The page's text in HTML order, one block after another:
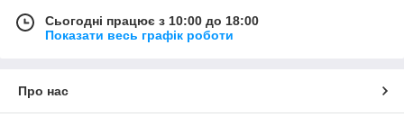
Сьогодні працює з 10:00 до 18:00
Показати весь графік роботи
Про нас